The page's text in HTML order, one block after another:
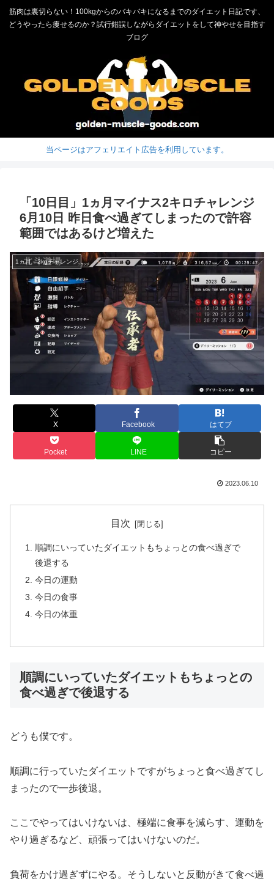
筋肉は裏切らない！100kgからのバキバキになるまでのダイエット日記です、
どうやったら痩せるのか？試行錯誤しながらダイエットをして神やせを目指す
ブログ
当ページはアフェリエイト広告を利用しています。
「10日目」1ヵ月マイナス2キロチャレンジ
6月10日 昨日食べ過ぎてしまったので許容
範囲ではあるけど増えた
1ヵ月－2kgチャレンジ
X Facebook はてブ
Pocket LINE コピー
2023.06.10
目次
順調にいっていたダイエットもちょっとの食べ過ぎで
後退する
今日の運動
今日の食事
今日の体重
順調にいっていたダイエットもちょっとの
食べ過ぎで後退する
どうも僕です。
順調に行っていたダイエットですがちょっと食べ過ぎてし
まったので一歩後退。
ここでやってはいけないは、極端に食事を減らす、運動を
やり過ぎるなど、頑張ってはいけないのだ。
負荷をかけ過ぎずにやる。そうしないと反動がきて食べ過